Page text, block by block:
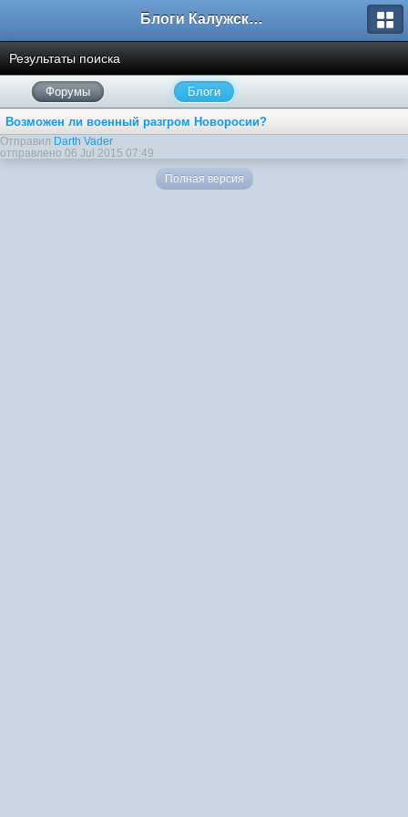
Блоги Калужского перекрестка
Результаты поиска
Форумы Блоги
Возможен ли военный разгром Новоросии?
Отправил Darth Vader
отправлено 06 Jul 2015 07:49
Полная версия